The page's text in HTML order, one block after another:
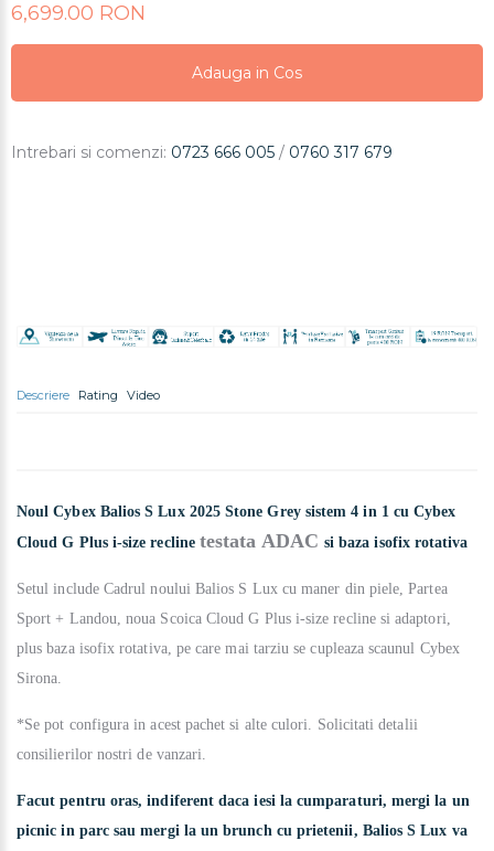
6,699.00 RON
Adauga in Cos
Adauga in Cos
Intrebari si comenzi: 0723 666 005 / 0760 317 679
Descriere Rating Video
Noul Cybex Balios S Lux 2025 Stone Grey sistem 4 in 1 cu Cybex
Cloud G Plus i-size recline testata ADAC si baza isofix rotativa
Setul include Cadrul noului Balios S Lux cu maner din piele, Partea
Sport + Landou, noua Scoica Cloud G Plus i-size recline si adaptori,
plus baza isofix rotativa, pe care mai tarziu se cupleaza scaunul Cybex
Sirona.
*Se pot configura in acest pachet si alte culori. Solicitati detalii
consilierilor nostri de vanzari.
Facut pentru oras, indiferent daca iesi la cumparaturi, mergi la un
picnic in parc sau mergi la un brunch cu prietenii, Balios S Lux va